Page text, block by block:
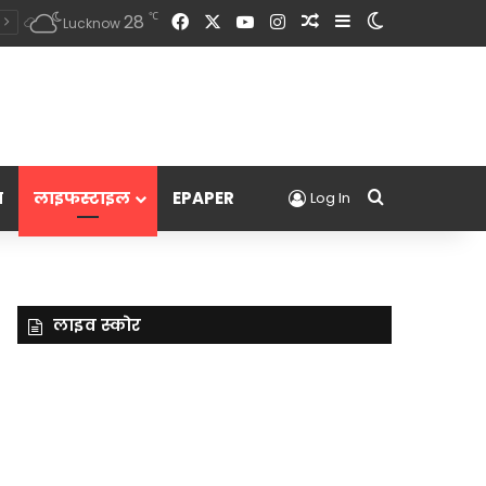
Lucknow28 ℃ FacebookYouTubeInstagram
Random Article
Sidebar
लाइफस्टाइल EPAPER Log In Search for
लाइव स्कोर